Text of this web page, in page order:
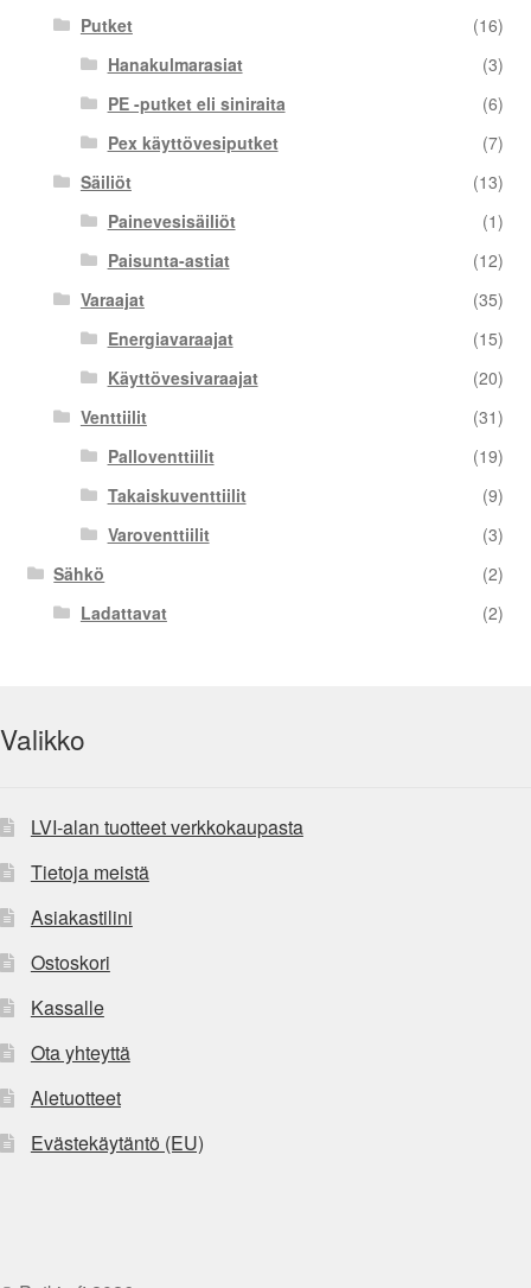
Putket
(16)
Hanakulmarasiat
(3)
PE -putket eli siniraita
(6)
Pex käyttövesiputket
(7)
Säiliöt
(13)
Painevesisäiliöt
(1)
Paisunta-astiat
(12)
Varaajat
(35)
Energiavaraajat
(15)
Käyttövesivaraajat
(20)
Venttiilit
(31)
Palloventtiilit
(19)
Takaiskuventtiilit
(9)
Varoventtiilit
(3)
Sähkö
(2)
Ladattavat
(2)
Valikko
LVI-alan tuotteet verkkokaupasta
Tietoja meistä
Asiakastilini
Ostoskori
Kassalle
Ota yhteyttä
Aletuotteet
Evästekäytäntö (EU)